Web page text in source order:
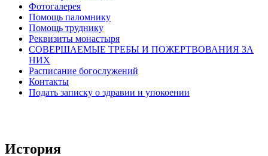
Фотогалерея
Помощь паломнику
Помощь труднику
Реквизиты монастыря
СОВЕРШАЕМЫЕ ТРЕБЫ И ПОЖЕРТВОВАНИЯ ЗА
НИХ
Расписание богослужений
Контакты
Подать записку о здравии и упокоении
История